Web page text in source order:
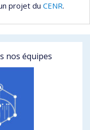
projet du CENR.
nos équipes